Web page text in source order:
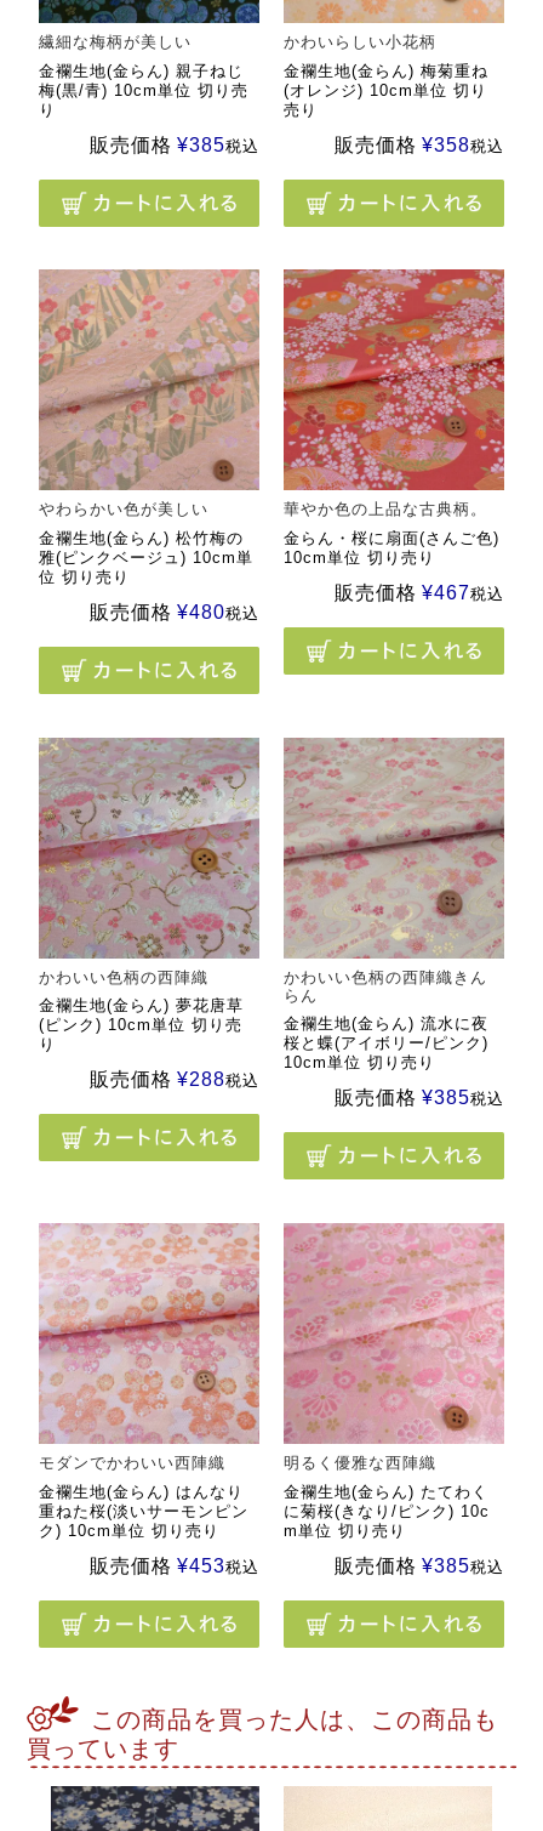
繊細な梅柄が美しい
金襴生地(金らん) 親子ねじ
梅(黒/青) 10cm単位 切り売
り
販売価格 ¥385税込
かわいらしい小花柄
金襴生地(金らん) 梅菊重ね
(オレンジ) 10cm単位 切り
売り
販売価格 ¥358税込
やわらかい色が美しい
金襴生地(金らん) 松竹梅の
雅(ピンクベージュ) 10cm単
位 切り売り
販売価格 ¥480税込
華やか色の上品な古典柄。
金らん・桜に扇面(さんご色)
10cm単位 切り売り
販売価格 ¥467税込
かわいい色柄の西陣織
金襴生地(金らん) 夢花唐草
(ピンク) 10cm単位 切り売
り
販売価格 ¥288税込
かわいい色柄の西陣織きん
らん
金襴生地(金らん) 流水に夜
桜と蝶(アイボリー/ピンク)
10cm単位 切り売り
販売価格 ¥385税込
モダンでかわいい西陣織
金襴生地(金らん) はんなり
重ねた桜(淡いサーモンピン
ク) 10cm単位 切り売り
販売価格 ¥453税込
明るく優雅な西陣織
金襴生地(金らん) たてわく
に菊桜(きなり/ピンク) 10c
m単位 切り売り
販売価格 ¥385税込
この商品を買った人は、この商品も
買っています